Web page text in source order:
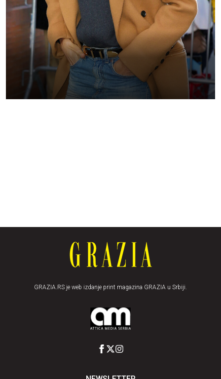
GRAZIA.RS je web izdanje print magazina GRAZIA u Srbiji.